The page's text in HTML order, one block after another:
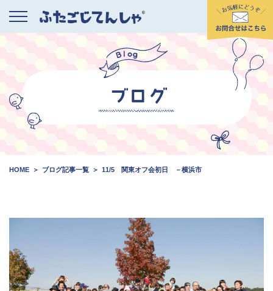
HOME ブログ記事一覧 11/5 関東オフ会初日 －横浜市